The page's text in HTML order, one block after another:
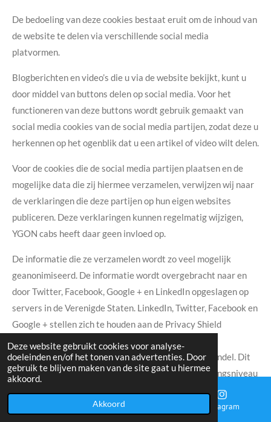
Deze website gebruikt cookies voor analyse-
doeleinden en/of het tonen van advertenties. Door
gebruik te blijven maken van de site gaat u hiermee
akkoord.
Akkoord
De bedoeling van deze cookies bestaat eruit om de inhoud van
de website te delen via verschillende social media
platvormen.
Blogberichten en video’s die u via de website bekijkt, kunt u
door middel van buttons delen op social media. Voor het
functioneren van deze buttons wordt gebruik gemaakt van
social media cookies van de social media partijen, zodat deze u
herkennen op het ogenblik dat u een artikel of video wilt delen.
Voor de cookies die de social media partijen plaatsen en de
mogelijke data die zij hiermee verzamelen, verwijzen wij naar
de verklaringen die deze partijen op hun eigen websites
publiceren. Deze verklaringen kunnen regelmatig wijzigen,
YGON cabs heeft daar geen invloed op.
De informatie die ze verzamelen wordt zo veel mogelijk
geanonimiseerd. De informatie wordt overgebracht naar en
door Twitter, Facebook, Google + en LinkedIn opgeslagen op
servers in de Verenigde Staten. LinkedIn, Twitter, Facebook en
Google + stellen zich te houden aan de Privacy Shield
principes en zijn aangesloten bij het Privacy Shield-
programma van het Amerikaanse Ministerie van Handel. Dit
houdt in dat er sprake is van een passend beschermingsniveau
voor de verwerking van eventuele persoonsgegevens.
Recht op inzage en correctie of verwijdering van uw gegevens
Instagram